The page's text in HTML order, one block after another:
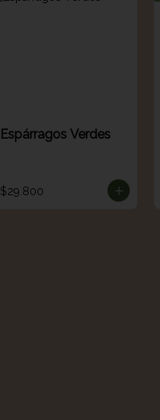
Espárragos Verdes
$29.800